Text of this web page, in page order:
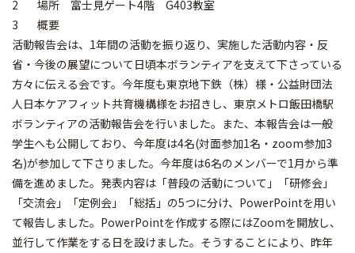
2 場所 富士見ゲート4階 G403教室
3 概要
活動報告会は、1年間の活動を振り返り、実施した活動内容・反
省・今後の展望について日頃本ボランティアを支えて下さっている
方々に伝える会です。今年度も東京地下鉄（株）様・公益財団法
人日本ケアフィット共育機構様をお招きし、東京メトロ飯田橋駅
ボランティアの活動報告会を行いました。また、本報告会は一般
学生へも公開しており、今年度は4名(対面参加1名・zoom参加3
名)が参加して下さりました。今年度は6名のメンバーで1月から準
備を進めました。発表内容は「普段の活動について」「研修会」
「交流会」「定例会」「総括」の5つに分け、PowerPointを用い
て報告しました。PowerPointを作成する際にはZoomを開放し、
並行して作業をする日を設けました。そうすることにより、昨年